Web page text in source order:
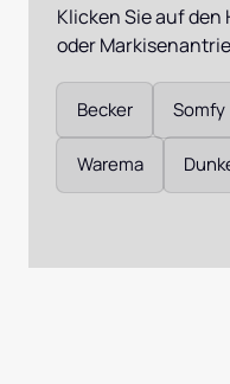
Klicken Sie auf
oder
Becker Somfy
Warema